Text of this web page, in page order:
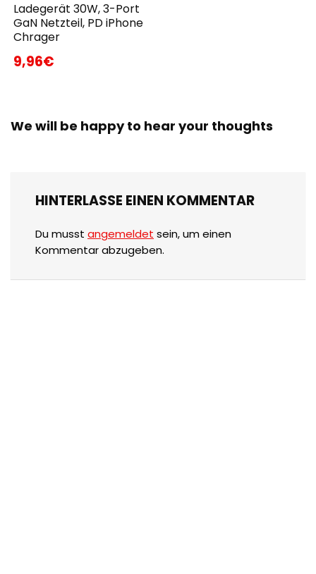
Ladegerät 30W, 3-Port
GaN Netzteil, PD iPhone
Chrager
9,96€
We will be happy to hear your thoughts
HINTERLASSE EINEN KOMMENTAR
Du musst angemeldet sein, um einen
Kommentar abzugeben.